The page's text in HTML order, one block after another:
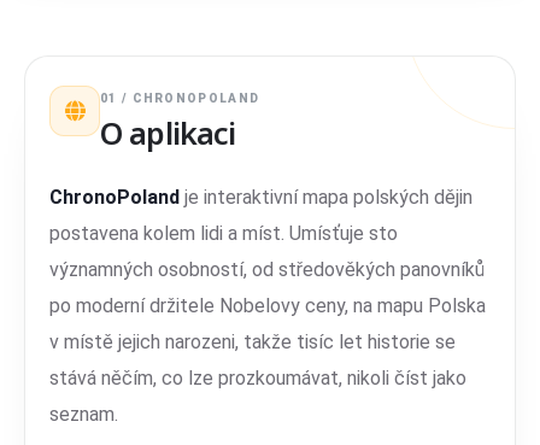
01 / CHRONOPOLAND
O aplikaci
ChronoPoland je interaktivní mapa polských dějin
postavena kolem lidi a míst. Umísťuje sto
významných osobností, od středověkých panovníků
po moderní držitele Nobelovy ceny, na mapu Polska
v místě jejich narozeni, takže tisíc let historie se
stává něčím, co lze prozkoumávat, nikoli číst jako
seznam.